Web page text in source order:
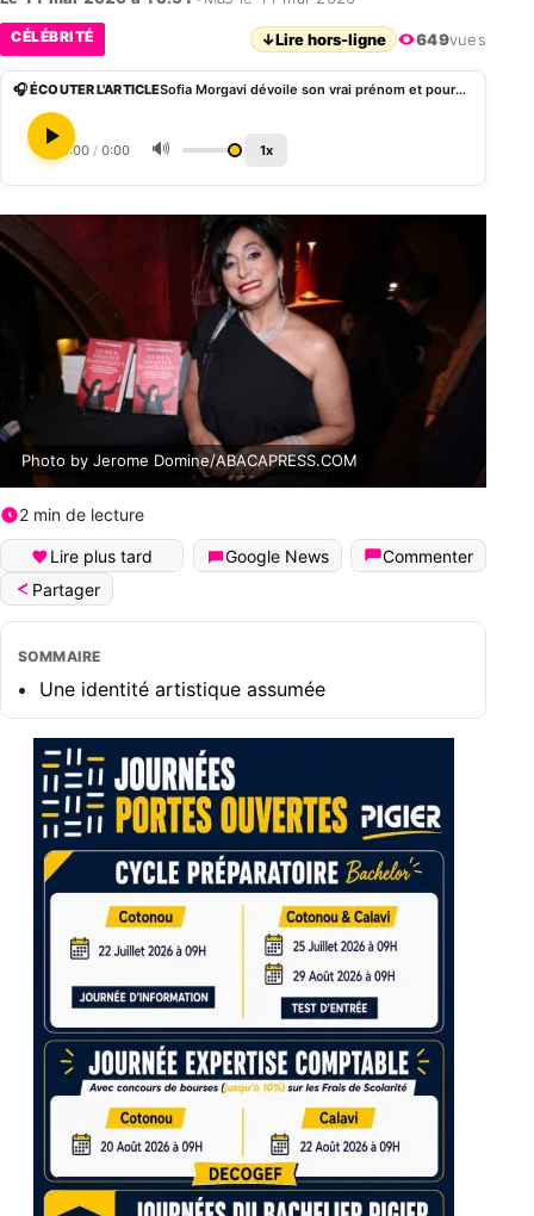
CÉLÉBRITÉ ↓Lire hors-ligne 649vues
🎧 ÉCOUTER L'ARTICLE Sofia Morgavi dévoile son vrai prénom et pourquoi elle a changé d’identité
0:00 / 0:00 🔊 1x
Photo by Jerome Domine/ABACAPRESS.COM
2 min de lecture
Lire plus tard Google News
Commenter
Partager
SOMMAIRE
Une identité artistique assumée